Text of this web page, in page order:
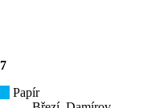
7
Papír